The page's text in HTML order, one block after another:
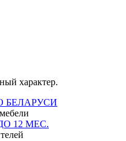
характер.
БЕЛАРУСИ
12 МЕС.